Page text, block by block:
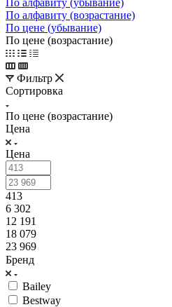
По алфавиту (возрастание)
По цене (убывание)
По цене (возрастание)
Фильтр
Сортировка
По цене (возрастание)
Цена
Цена
413
6 302
12 191
18 079
23 969
Бренд
Bailey
Bestway